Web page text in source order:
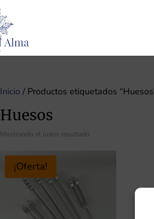
Inicio / Productos etiquetados
Huesos
Mostrando el único resultado
¡Oferta!